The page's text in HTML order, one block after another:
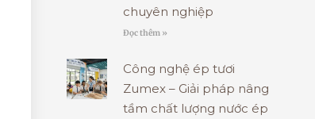
chuyên nghiệp
Đọc thêm »
Công nghệ ép tươi
Zumex – Giải pháp nâng
tầm chất lượng nước ép